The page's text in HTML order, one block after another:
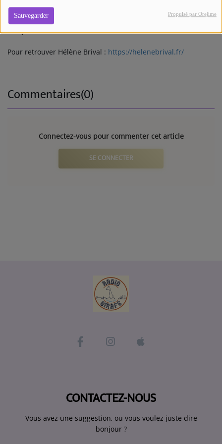
Sauvegarder Propulsé par Orejime
silence, et qui rappelle que la solidité mentale ne consiste
pas à “tenir coûte que coûte”, mais à apprendre à s’écouter et
à s’ajuster.
Pour retrouver Hélène Brival : https://helenebrival.fr/
Commentaires(0)
Connectez-vous pour commenter cet article
SE CONNECTER
CONTACTEZ-NOUS
Vous avez une suggestion, ou vous voulez juste dire
bonjour ?